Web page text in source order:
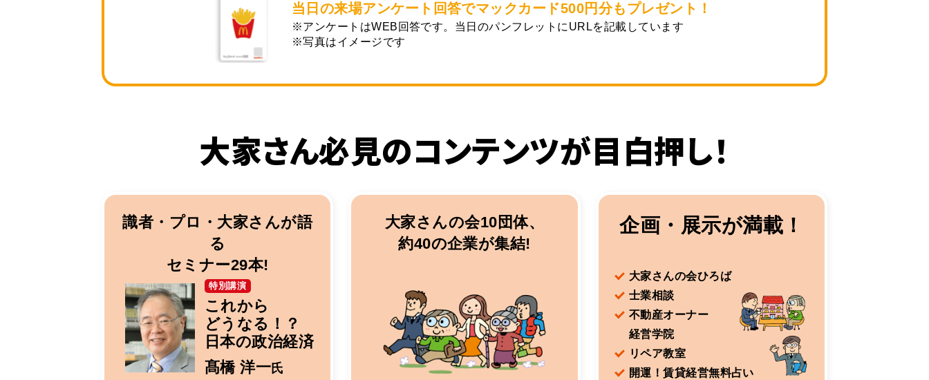
当日の来場アンケート回答でマックカード500円分もプレゼント！
※アンケートはWEB回答です。当日のパンフレットにURLを記載しています
※写真はイメージです
大家さん必見のコンテンツが目白押し！
識者・プロ・大家さんが語
る
セミナー29本!
特別講演
これから
どうなる！？
日本の政治経済
髙橋 洋一氏
大家さんの会10団体、
約40の企業が集結!
企画・展示が満載！
大家さんの会ひろば
士業相談
不動産オーナー
経営学院
リペア教室
開運！賃貸経営無料占い